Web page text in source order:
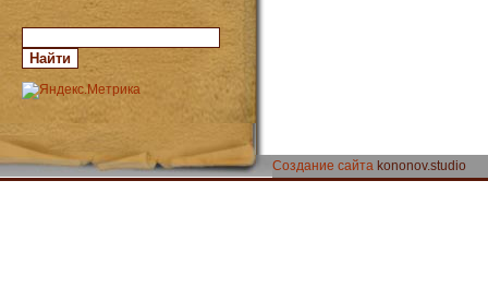
Создание сайта kononov.studio